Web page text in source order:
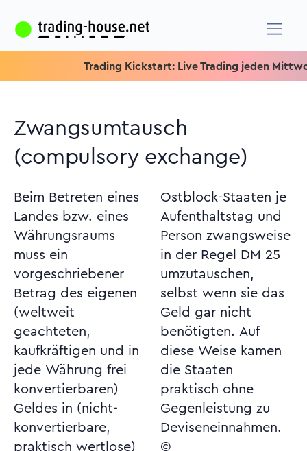
Trading Kickstart: Live Trading jeden Mittwoch
Zwangsumtausch
(compulsory exchange)
Beim Betreten eines
Landes bzw. eines
Währungsraums
muss ein
vorgeschriebener
Betrag des eigenen
(weltweit
geachteten,
kaufkräftigen und in
jede Währung frei
konvertierbaren)
Geldes in (nicht-
konvertierbare,
praktisch wertlose)
Ostblock-Staaten je
Aufenthaltstag und
Person zwangsweise
in der Regel DM 25
umzutauschen,
selbst wenn sie das
Geld gar nicht
benötigten. Auf
diese Weise kamen
die Staaten
praktisch ohne
Gegenleistung zu
Deviseneinnahmen.
©